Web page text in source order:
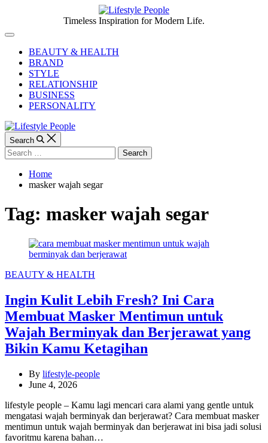
content
People
Timeless Inspiration for Modern Life.
Off
CanvasBEAUTY & HEALTH
BRAND
STYLE
RELATIONSHIP
BUSINESS
PERSONALITY
Search
Search
for:
Home
masker wajah segar
Tag: masker wajah segar
Categories
BEAUTY & HEALTH
Ingin Kulit Lebih Fresh? Ini Cara
Membuat Masker Mentimun untuk
Wajah Berminyak dan Berjerawat yang
Bikin Kamu Ketagihan
By lifestyle-people
June 4, 2026
lifestyle people – Kamu lagi mencari cara alami yang gentle untuk
mengatasi wajah berminyak dan berjerawat? Cara membuat masker
mentimun untuk wajah berminyak dan berjerawat ini bisa jadi solusi
favoritmu karena bahan…